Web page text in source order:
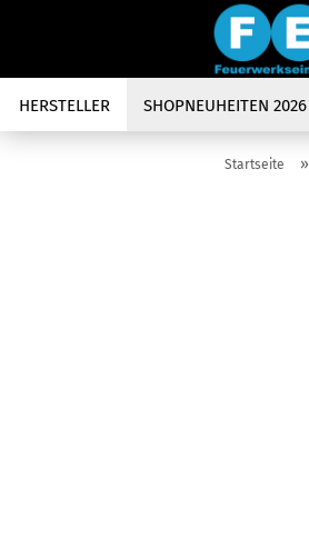
HERSTELLER SHOPNEUHEITEN 2026
Startseite »